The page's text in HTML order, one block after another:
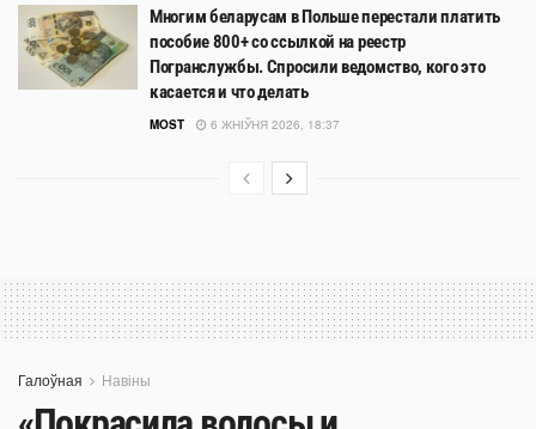
Многим беларусам в Польше перестали платить
пособие 800+ со ссылкой на реестр
Погранслужбы. Спросили ведомство, кого это
касается и что делать
MOST 6 ЖНІЎНЯ 2026, 18:37
Галоўная Навіны